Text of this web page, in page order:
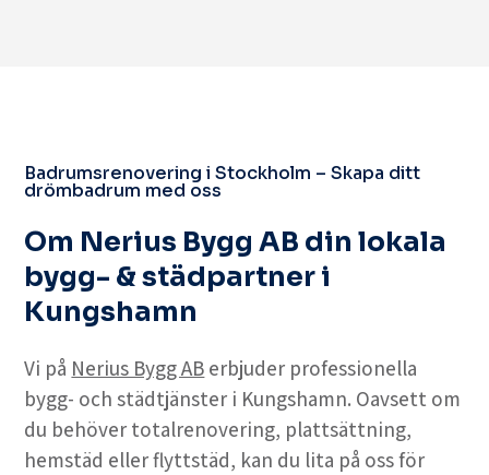
Badrumsrenovering i Stockholm – Skapa ditt
drömbadrum med oss
Om Nerius Bygg AB din lokala
bygg- & städpartner i
Kungshamn
Vi på Nerius Bygg AB erbjuder professionella
bygg- och städtjänster i Kungshamn. Oavsett om
du behöver totalrenovering, plattsättning,
hemstäd eller flyttstäd, kan du lita på oss för